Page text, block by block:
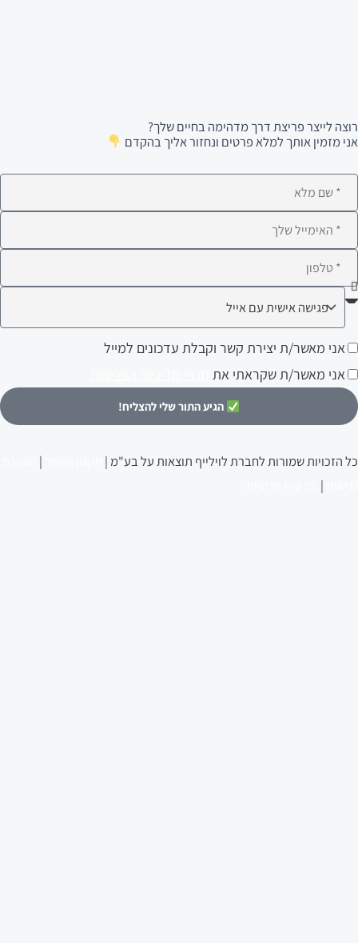
רוצה לייצר פריצת דרך מדהימה בחיים שלך?
אני מזמין אותך למלא פרטים ונחזור אליך בהקדם
מלא
אימייל
טלפון
מה
מעניין
אותך?
אני
מאשר/ת
יצירת
קשר
וקבלת
עדכונים
אני מאשר/ת יצירת קשר וקבלת עדכונים למייל
אני מאשר/ת שקראתי את
הגיע התור שלי להצליח!
כל הזכויות שמורות לחברת לוילייף תוצאות על בע"מ | |
|